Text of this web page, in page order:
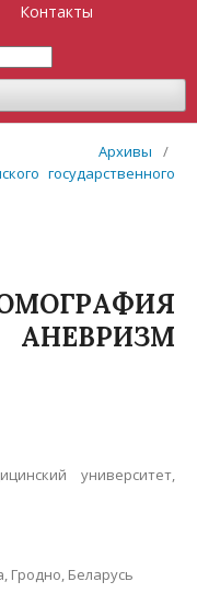
Контакты
Архивы
/
государственного
университет,
Гродно, Беларусь